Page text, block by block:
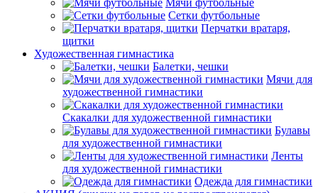
Мячи футбольные
Сетки футбольные
Перчатки вратаря,
щитки
Художественная гимнастика
Балетки, чешки
Мячи для
художественной гимнастики
Скакалки для художественной гимнастики
Булавы
для художественной гимнастики
Ленты
для художественной гимнастики
Одежда для гимнастики